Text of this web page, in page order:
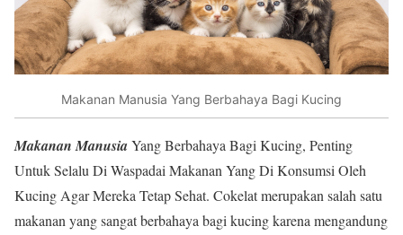
Makanan Manusia Yang Berbahaya Bagi Kucing
Makanan ManusiaYang Berbahaya Bagi Kucing, Penting
Untuk Selalu Di Waspadai Makanan Yang Di Konsumsi Oleh
Kucing Agar Mereka Tetap Sehat. Cokelat merupakan salah satu
makanan yang sangat berbahaya bagi kucing karena mengandung